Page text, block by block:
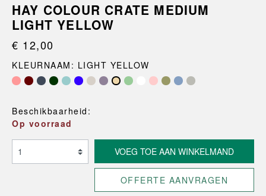
HAY COLOUR CRATE MEDIUM
LIGHT YELLOW
€ 12,00
KLEURNAAM: LIGHT YELLOW
Beschikbaarheid:
Op voorraad
VOEG TOE AAN WINKELMAND
OFFERTE AANVRAGEN